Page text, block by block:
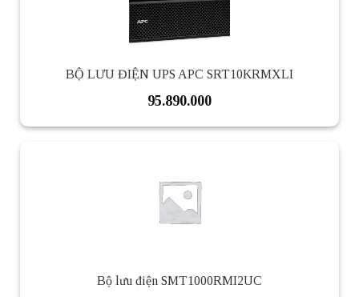
BỘ LƯU ĐIỆN UPS APC SRT10KRMXLI
95.890.000
Bộ lưu điện SMT1000RMI2UC